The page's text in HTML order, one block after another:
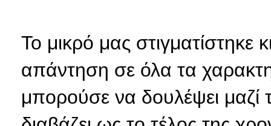
Το μικρό μας
απάντηση σε όλα τα
μπορούσε να δουλέψει μαζί